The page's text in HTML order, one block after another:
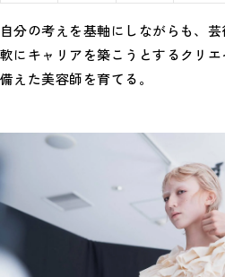
自分の考えを基軸にしながらも、
軟にキャリアを築こうとするクリ
備えた美容師を育てる。